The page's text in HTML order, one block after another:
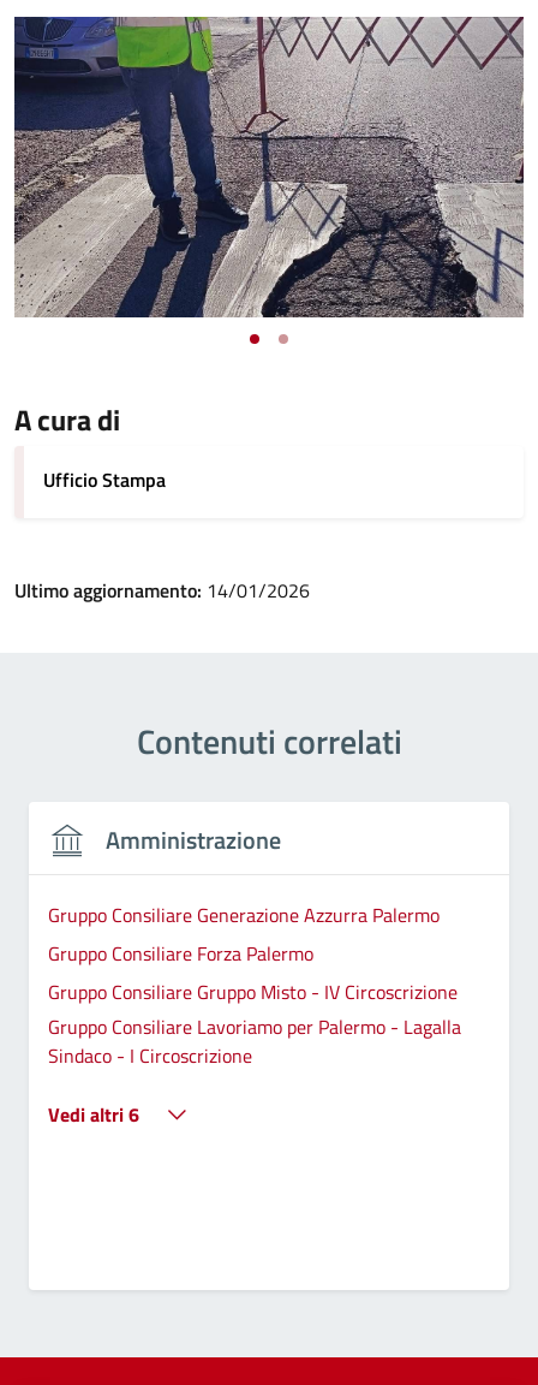
A cura di
Ufficio Stampa
Ultimo aggiornamento: 14/01/2026
Contenuti correlati
Amministrazione
Gruppo Consiliare Generazione Azzurra Palermo
Gruppo Consiliare Forza Palermo
Gruppo Consiliare Gruppo Misto - IV Circoscrizione
Gruppo Consiliare Lavoriamo per Palermo - Lagalla
Sindaco - I Circoscrizione
Vedi altri 6